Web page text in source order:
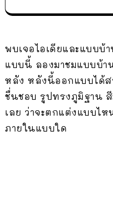
พบเจอไอเดียและแบบบ้
แบบนี้ ลองมาชมแบบบ้
หลัง หลังนี้ออกแบบได้
ชื่นชอบ รูปทรงภูมิฐาน
เลย ว่าจะตกแต่งแบบไ
ภายในแบบใด